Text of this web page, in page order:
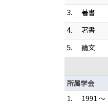
3.
著書
4.
著書
5.
論文
所属学会
1.
1991 ～